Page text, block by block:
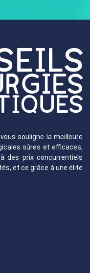
souligne la meilleure
sûres et efficaces,
des prix concurrentiels
et ce grâce à une élite